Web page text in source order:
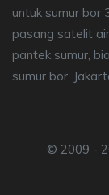
untuk sumur bor
pasang satelit
pantek sumur,
sumur bor,
© 2009 -